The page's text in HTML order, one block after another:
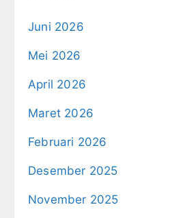
Juni 2026
Mei 2026
April 2026
Maret 2026
Februari 2026
Desember 2025
November 2025